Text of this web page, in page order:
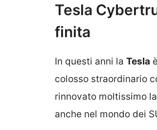
Tesla
finita
In questi anni la Tesla
colosso straordinario
rinnovato moltissimo
anche nel mondo dei